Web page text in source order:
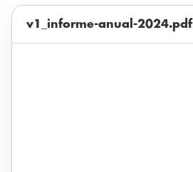
v1_informe-anual-2024.pdf